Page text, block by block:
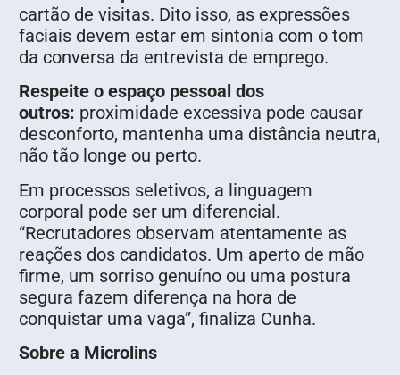
cartão de visitas. Dito isso, as expressões
faciais devem estar em sintonia com o tom
da conversa da entrevista de emprego.
Respeite o espaço pessoal dos
outros: proximidade excessiva pode causar
desconforto, mantenha uma distância neutra,
não tão longe ou perto.
Em processos seletivos, a linguagem
corporal pode ser um diferencial.
“Recrutadores observam atentamente as
reações dos candidatos. Um aperto de mão
firme, um sorriso genuíno ou uma postura
segura fazem diferença na hora de
conquistar uma vaga”, finaliza Cunha.
Sobre a Microlins